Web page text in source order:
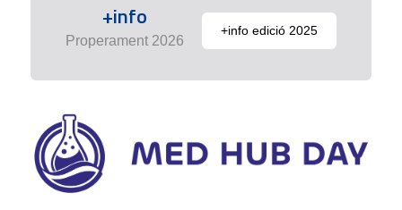
+info
Properament 2026
+info edició 2025